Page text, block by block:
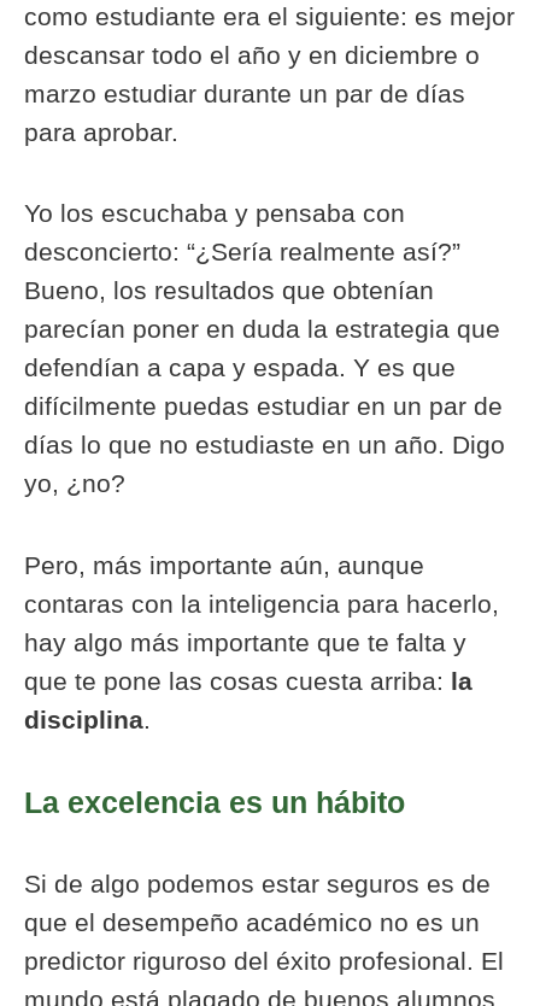
como estudiante era el siguiente: es mejor
descansar todo el año y en diciembre o
marzo estudiar durante un par de días
para aprobar.
Yo los escuchaba y pensaba con
desconcierto: “¿Sería realmente así?”
Bueno, los resultados que obtenían
parecían poner en duda la estrategia que
defendían a capa y espada. Y es que
difícilmente puedas estudiar en un par de
días lo que no estudiaste en un año. Digo
yo, ¿no?
Pero, más importante aún, aunque
contaras con la inteligencia para hacerlo,
hay algo más importante que te falta y
que te pone las cosas cuesta arriba: la
disciplina.
La excelencia es un hábito
Si de algo podemos estar seguros es de
que el desempeño académico no es un
predictor riguroso del éxito profesional. El
mundo está plagado de buenos alumnos